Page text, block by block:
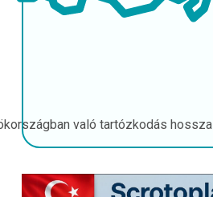
való tartózkodás hossza